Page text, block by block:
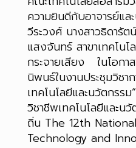
ความยินดีกับอาจารย์แ
วีระวงศ์ นางสาวธิดารั
แสงจันทร์ สาขาเทคโน
กระจายเสียง ในโอกา
นิพนธ์ในงานประชุมวิชา
เทคโนโลยีและนวัตกรร
วิชาชีพเทคโนโลยีและ
ถิ่น The 12th
Technology and